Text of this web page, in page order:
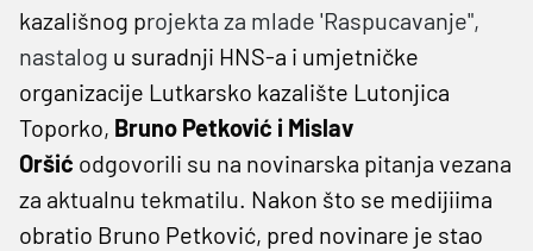
kazališnog projekta za mlade 'Raspucavanje",
nastalog u suradnji HNS-a i umjetničke
organizacije Lutkarsko kazalište Lutonjica
Toporko, Bruno Petković i Mislav
Oršić odgovorili su na novinarska pitanja vezana
za aktualnu tekmatilu. Nakon što se medijiima
obratio Bruno Petković, pred novinare je stao